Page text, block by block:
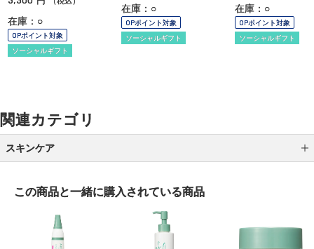
在庫：○
OPポイント対象
ソーシャルギフト
在庫：○
OPポイント対象
ソーシャルギフト
在庫：○
OPポイント対象
ソーシャルギフト
関連カテゴリ
スキンケア
この商品と一緒に購入されている商品